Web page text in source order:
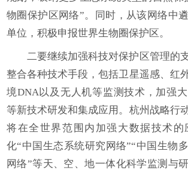
物圈保护区网络”。同时，从该网络中
单位，积极申报世界生物圈保护区。
二要继续加强科技对保护区管理的
整合各种技术手段，包括卫星遥感、红
境DNA以及无人机等监测技术，加强
等新技术研发和集成应用。杭州战略行
将在全世界范围内加强大数据技术的
化“中国生态系统研究网络”“中国生物
网络”等天、空、地一体化科学监测与